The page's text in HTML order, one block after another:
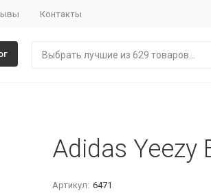
Контакты
Adidas Yeezy
Артикул: 6471